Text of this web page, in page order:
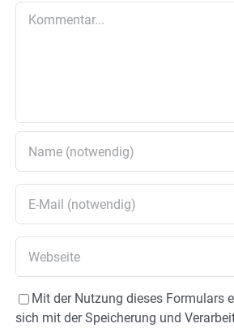
Mit der Nutzung dieses Formulars
sich mit der Speicherung und